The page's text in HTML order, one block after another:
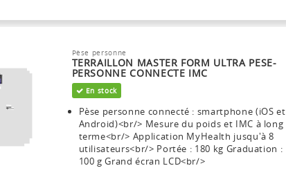
Pèse personne
TERRAILLON MASTER FORM ULTRA PESE-
PERSONNE CONNECTE IMC
En stock
Pèse personne connecté : smartphone (iOS et
Android)<br/> Mesure du poids et IMC à long
terme<br/> Application MyHealth jusqu'à 8
utilisateurs<br/> Portée : 180 kg Graduation :
100 g Grand écran LCD<br/>